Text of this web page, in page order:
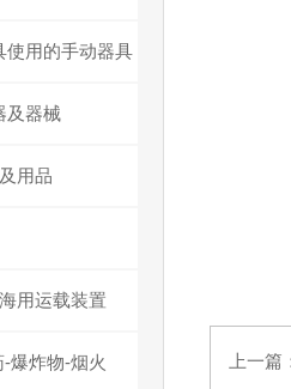
使用的手动器具
及器械
用品
用运载装置
爆炸物-烟火 上一篇